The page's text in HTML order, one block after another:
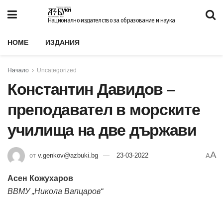
Национално издателство за образование и наука
HOME ИЗДАНИЯ
Начало Uncategorized
Константин Давидов –
преподавател в морските
училища на две държави
от v.genkov@azbuki.bg 23-03-2022 AA
Асен Кожухаров
ВВМУ „Никола Вапцаров“